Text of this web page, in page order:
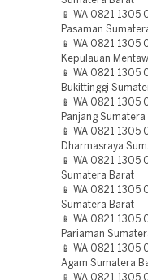
📱 WA 0821
Pasaman
📱 WA 0821
Kepulauan
📱 WA 0821
Bukittinggi
📱 WA 0821
Panjang Sumatera
📱 WA 0821
Dharmasraya
📱 WA 0821
Sumatera Barat
📱 WA 0821 1305
Sumatera Barat
📱 WA 0821
Pariaman
📱 WA 0821
Agam Sumatera
📱 WA 0821